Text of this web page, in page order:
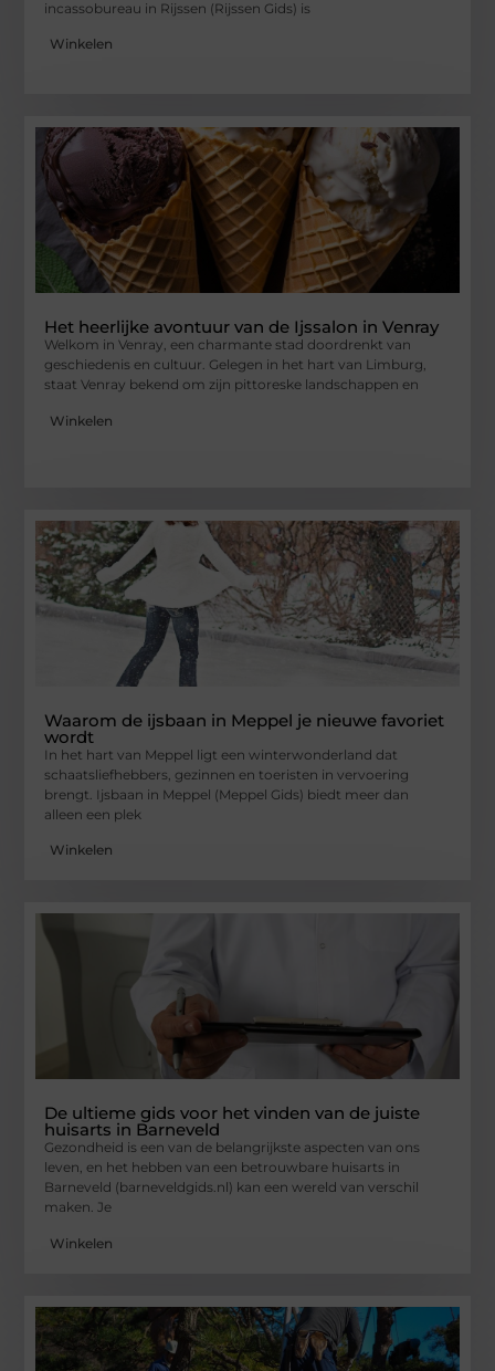
incassobureau in Rijssen (Rijssen Gids) is
Winkelen
Het heerlijke avontuur van de Ijssalon in Venray
Welkom in Venray, een charmante stad doordrenkt van
geschiedenis en cultuur. Gelegen in het hart van Limburg,
staat Venray bekend om zijn pittoreske landschappen en
Winkelen
Waarom de ijsbaan in Meppel je nieuwe favoriet
wordt
In het hart van Meppel ligt een winterwonderland dat
schaatsliefhebbers, gezinnen en toeristen in vervoering
brengt. Ijsbaan in Meppel (Meppel Gids) biedt meer dan
alleen een plek
Winkelen
De ultieme gids voor het vinden van de juiste
huisarts in Barneveld
Gezondheid is een van de belangrijkste aspecten van ons
leven, en het hebben van een betrouwbare huisarts in
Barneveld (barneveldgids.nl) kan een wereld van verschil
maken. Je
Winkelen